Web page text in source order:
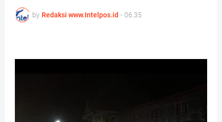
by Redaksi www.Intelpos.id - 06.35